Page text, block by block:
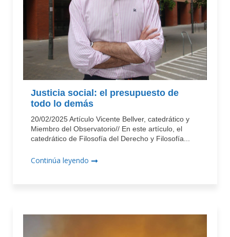
Justicia social: el presupuesto de
todo lo demás
20/02/2025 Artículo Vicente Bellver, catedrático y
Miembro del Observatorio// En este artículo, el
catedrático de Filosofía del Derecho y Filosofía...
Continúa leyendo